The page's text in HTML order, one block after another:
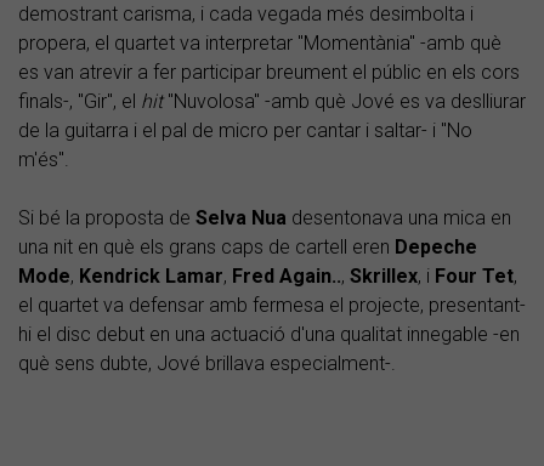
demostrant carisma, i cada vegada més desimbolta i
propera, el quartet va interpretar "Momentània" -amb què
es van atrevir a fer participar breument el públic en els cors
finals-, "Gir", el hit"Nuvolosa" -amb què Jové es va deslliurar
de la guitarra i el pal de micro per cantar i saltar- i "No
m'és".
Si bé la proposta de Selva Nua desentonava una mica en
una nit en què els grans caps de cartell eren Depeche
Mode, Kendrick Lamar, Fred Again.., Skrillex, i Four Tet,
el quartet va defensar amb fermesa el projecte, presentant-
hi el disc debut en una actuació d'una qualitat innegable -en
què sens dubte, Jové brillava especialment-.